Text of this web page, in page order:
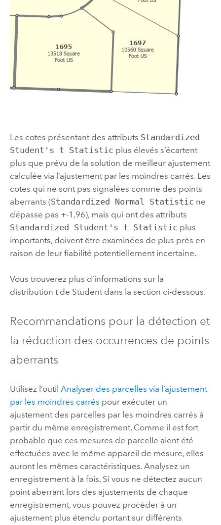
Les cotes présentant des attributs Standardized
Student's t Statistic plus élevés s’écartent
plus que prévu de la solution de meilleur ajustement
calculée via l’ajustement par les moindres carrés. Les
cotes qui ne sont pas signalées comme des points
aberrants (Standardized Normal Statistic ne
dépasse pas +-1,96), mais qui ont des attributs
Standardized Student's t Statistic plus
importants, doivent être examinées de plus près en
raison de leur fiabilité potentiellement incertaine.
Vous trouverez plus d’informations sur la
distribution t de Student dans la section ci-dessous.
Recommandations pour la détection et
la réduction des occurrences de points
aberrants
Utilisez l’outil Analyser des parcelles via l’ajustement
par les moindres carrés pour exécuter un
ajustement des parcelles par les moindres carrés à
partir du même enregistrement. Comme il est fort
probable que ces mesures de parcelle aient été
effectuées avec le même appareil de mesure, elles
auront les mêmes caractéristiques. Analysez un
enregistrement à la fois. Si vous ne détectez aucun
point aberrant lors des ajustements de chaque
enregistrement, vous pouvez procéder à un
ajustement plus étendu portant sur différents